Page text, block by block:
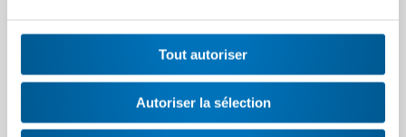
Tout autoriser
Autoriser la sélectionREPIC : possibilités de
promotion pour des